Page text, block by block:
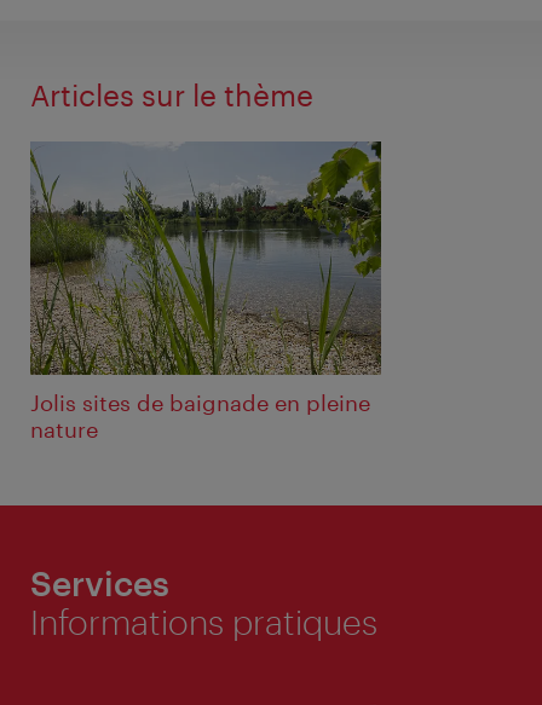
Articles sur le thème
Jolis sites de baignade en pleine
nature
Services
Informations pratiques